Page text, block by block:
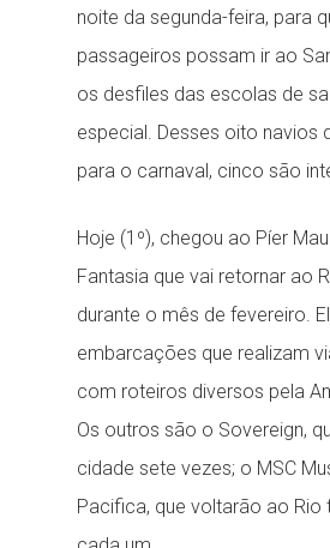
noite da segunda-feira, para
passageiros possam ir ao
os desfiles das escolas de
especial. Desses oito navios
para o carnaval, cinco são
Hoje (1º), chegou ao Píer
Fantasia que vai retornar ao
durante o mês de fevereiro.
embarcações que realizam
com roteiros diversos pela
Os outros são o Sovereign,
cidade sete vezes; o MSC
Pacifica, que voltarão ao Rio